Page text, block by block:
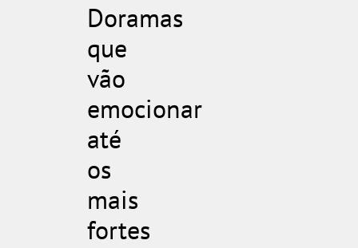
Doramas
que
vão
emocionar
até
os
mais
fortes